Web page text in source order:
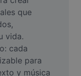
que
vida.
cada
para
y música